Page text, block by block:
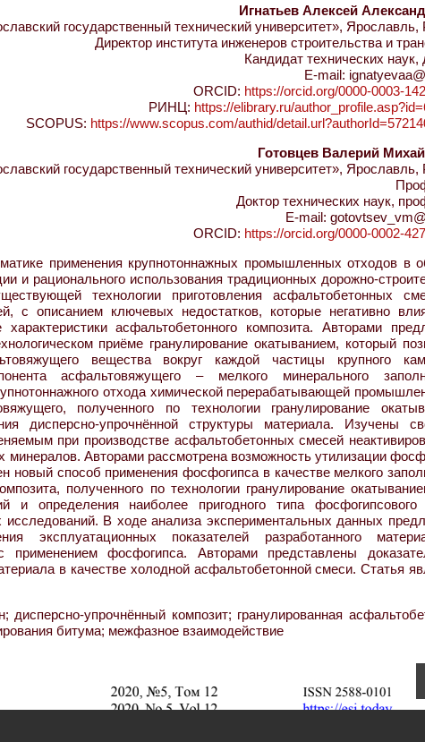
Игнатьев Алексей
государственный технический университет», Ярославль,
Директор института инженеров строительства и
Кандидат технических наук,
E-mail:
ORCID: https://orcid.org/0000-0003-
РИНЦ: https://elibrary.ru/
SCOPUS: https://www.scopus.com/authid/
Готовцев Валерий
государственный технический университет», Ярославль,
Доктор технических наук,
E-mail:
ORCID: https://orcid.org/0000-0002-
применения крупнотоннажных промышленных отходов в
и рационального использования традиционных дорожно-
технологии приготовления асфальтобетонных
с описанием ключевых недостатков, которые негативно
асфальтобетонного композита. Авторами
приёме гранулирование окатыванием, который
вещества вокруг каждой частицы крупного
асфальтовяжущего – мелкого минерального
отхода химической перерабатывающей
полученного по технологии гранулирование
дисперсно-упрочнённой структуры материала. Изучены
при производстве асфальтобетонных смесей
Авторами рассмотрена возможность утилизации
новый способ применения фосфогипса в качестве мелкого
полученного по технологии гранулирование
и определения наиболее пригодного типа
исследований. В ходе анализа экспериментальных данных
эксплуатационных показателей разработанного
применением фосфогипса. Авторами представлены
в качестве холодной асфальтобетонной смеси. Статья
дисперсно-упрочнённый композит; гранулированная
битума; межфазное взаимодействие